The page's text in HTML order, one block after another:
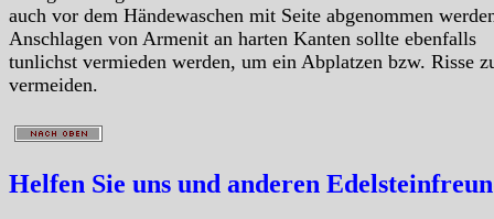
auch vor dem Händewaschen mit Seite abgenommen
Anschlagen von Armenit an harten Kanten sollte ebenfalls
tunlichst vermieden werden, um ein Abplatzen bzw. Risse
vermeiden.
Helfen Sie uns und anderen